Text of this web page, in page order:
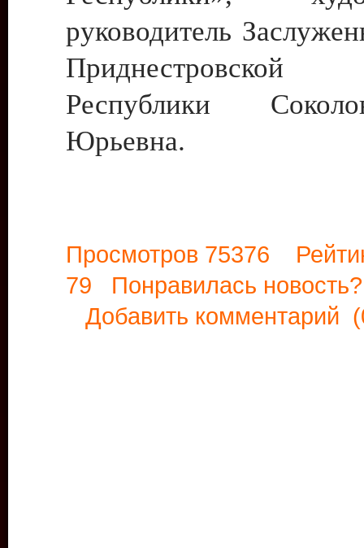
руководитель
Приднестровской
Республики
Юрьевна.
Просмотров 75376
79 Понравилась
Добавить комментарий